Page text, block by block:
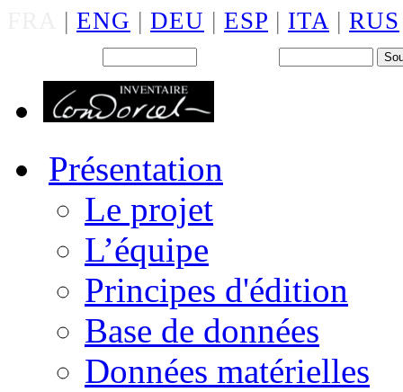
| ENG | DEU | ESP | ITA | RUS
Présentation
Le projet
L’équipe
Principes d'édition
Base de données
Données matérielles